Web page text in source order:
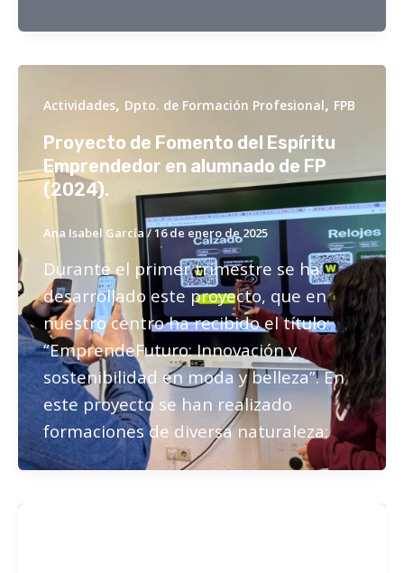
Actividades, Dpto. de Formación Profesional, FPB
Proyecto de Fomento del Espíritu
Emprendedor en alumnado de FP
(2024).
Ana Isabel García/16 de enero de 2025
Durante el primer trimestre se ha
desarrollado este proyecto, que en
nuestro centro ha recibido el título:
“EmprendeFuturo: Innovación y
sostenibilidad en moda y belleza”. En
este proyecto se han realizado
formaciones de diversa naturaleza: